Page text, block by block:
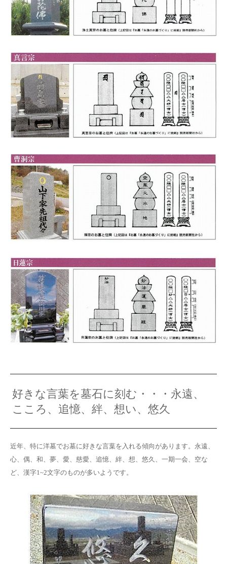
好きな言葉を墓石に刻む・・・永遠、
こころ、追憶、絆、想い、悠久
近年、特に洋墓でお墓に好きな言葉を入れる傾向があります。永遠、
心、偶、和、夢、愛、慈愛、追憶、絆、想、悠久、一期一会、空な
ど、漢字1~2文字のものが多いようです。